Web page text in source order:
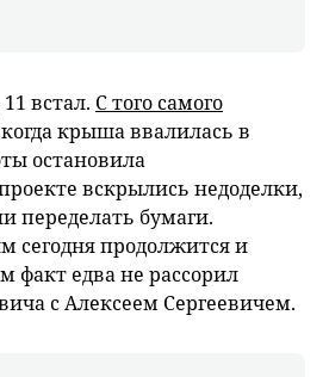
встал. С того самого
крыша ввалилась в
остановила
вскрылись недоделки,
переделать бумаги.
сегодня продолжится и
факт едва не рассорил
с Алексеем Сергеевичем.